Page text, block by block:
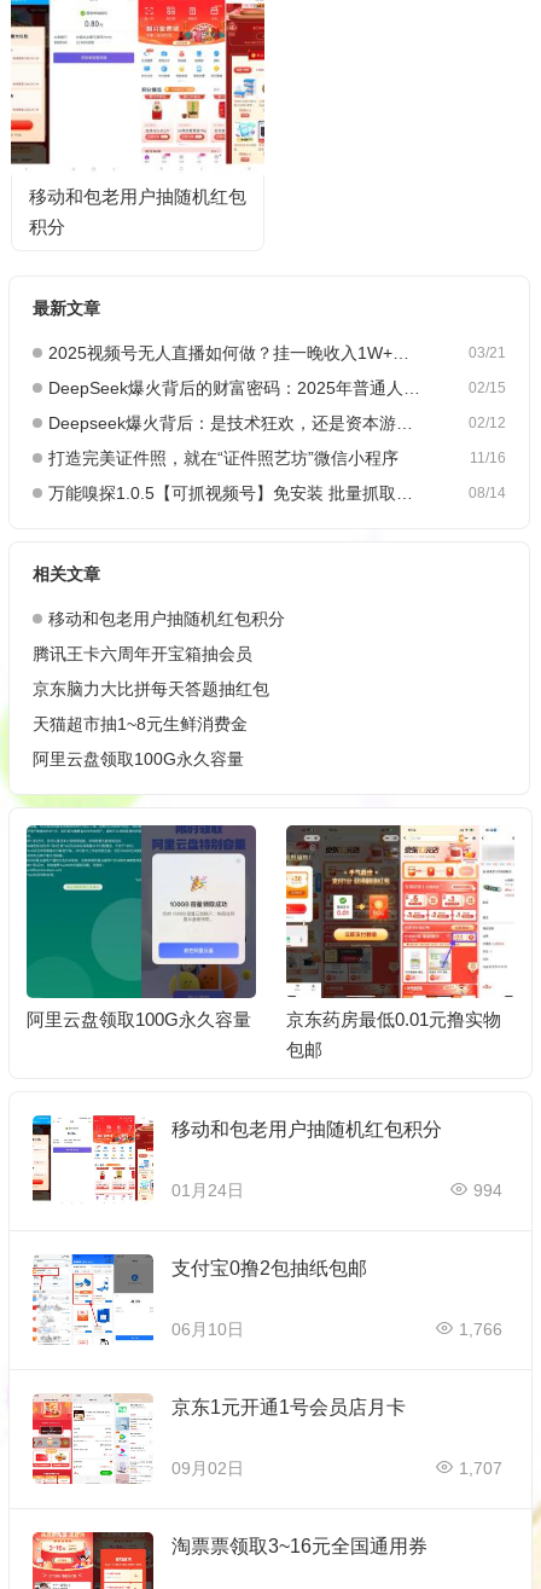
移动和包老用户抽随机红包
积分
最新文章
03/21
2025视频号无人直播如何做？挂一晚收入1W+，这份教程，小白可做~
02/15
DeepSeek爆火背后的财富密码：2025年普通人如何抓住AI创业风口？
02/12
Deepseek爆火背后：是技术狂欢，还是资本游戏？
11/16
打造完美证件照，就在“证件照艺坊”微信小程序
08/14
万能嗅探1.0.5【可抓视频号】免安装 批量抓取媒体文件
相关文章
移动和包老用户抽随机红包积分
腾讯王卡六周年开宝箱抽会员
京东脑力大比拼每天答题抽红包
天猫超市抽1~8元生鲜消费金
阿里云盘领取100G永久容量
阿里云盘领取100G永久容量
京东药房最低0.01元撸实物
包邮
移动和包老用户抽随机红包积分
01月24日 994
支付宝0撸2包抽纸包邮
06月10日 1,766
京东1元开通1号会员店月卡
09月02日 1,707
淘票票领取3~16元全国通用券